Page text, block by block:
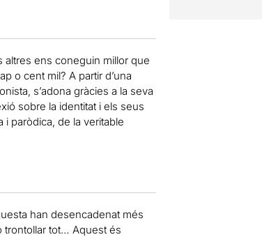
altres ens coneguin millor que
o cent mil? A partir d’una
s’adona gràcies a la seva
sobre la identitat i els seus
paròdica, de la veritable
han desencadenat més
trontollar tot… Aquest és